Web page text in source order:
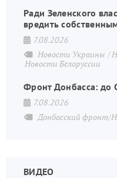
Ради Зеленского
вредить
7.08.2026
Новости Украины
Новости Белоруссии
Фронт Донбасса: до
7.08.2026
Донбасский фронт/
ВИДЕО